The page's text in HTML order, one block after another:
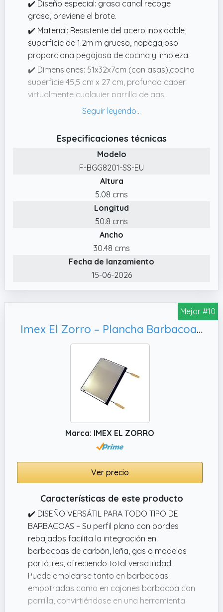
✔️ Diseño especial: grasa canal recoge
grasa, previene el brote.
✔️ Material: Resistente del acero inoxidable,
superficie de 1.2m m grueso, nopegajoso
proporciona pegajosa de cocina y limpieza.
✔️ Dimensiones: 51x32x7cm (con asas),cocina
superficie 45,5 cm x 27 cm, profundo caber
virtualmente cualquier parrilla de gas.
✔️ STABIL y durable: soldado Cruz
Viene con 1 llave de apriete.
bancos y torneado, mantienen los alimentos
Especificaciones técnicas
Modelo
F-BGG8201-SS-EU
Altura
5.08 cms
Longitud
50.8 cms
Ancho
30.48 cms
Fecha de lanzamiento
15-06-2026
Mejor #10
Imex El Zorro – Plancha Barbacoa Hierro | 68x41 cm | Superficie Amplia y Resistente para Carne, Leña y Gas
Marca: IMEX EL ZORRO
Ver precio
Características de este producto
✔️ DISEÑO VERSÁTIL PARA TODO TIPO DE
BARBACOAS – Su perfil plano con bordes
rebajados facilita la integración en
barbacoas de carbón, leña, gas o modelos
portátiles, ofreciendo total versatilidad.
Puede emplearse tanto en barbacoas
empotradas como en cajones barbacoa con
parrilla, convirtiéndose en una herramienta